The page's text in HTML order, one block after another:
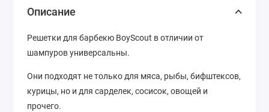
Описание
Решетки для барбекю BoyScout в отличии от
шампуров универсальны.
Они подходят не только для мяса, рыбы, бифштексов,
курицы, но и для сарделек, сосисок, овощей и
прочего.